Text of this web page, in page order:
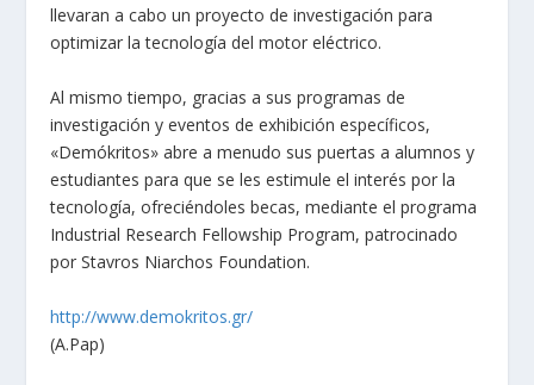
llevaran a cabo un proyecto de investigación para
optimizar la tecnología del motor eléctrico.
Al mismo tiempo, gracias a sus programas de
investigación y eventos de exhibición específicos,
«Demókritos» abre a menudo sus puertas a alumnos y
estudiantes para que se les estimule el interés por la
tecnología, ofreciéndoles becas, mediante el programa
Industrial Research Fellowship Program, patrocinado
por Stavros Niarchos Foundation.
http://www.demokritos.gr/
(A.Pap)